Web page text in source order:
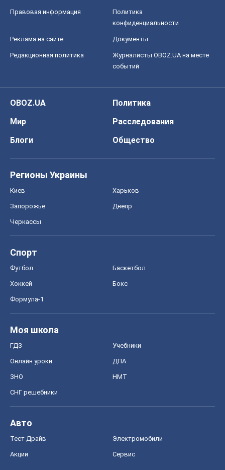
Правовая информация
Политика
конфиденциальности
Реклама на сайте Документы
Редакционная политика
Журналисты OBOZ.UA на месте
событий
OBOZ.UA
Политика
Мир
Расследования
Блоги
Общество
Регионы Украины
Киев Харьков
Запорожье Днепр
Черкассы
Спорт
Футбол Баскетбол
Хоккей Бокс
Формула-1
Моя школа
ГДЗ Учебники
Онлайн уроки ДПА
ЗНО НМТ
СНГ решебники
Авто
Тест Драйв Электромобили
Акции Сервис